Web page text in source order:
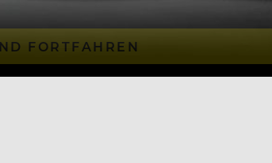
FORTFAHREN